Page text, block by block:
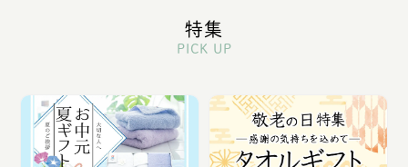
特集
PICK UP